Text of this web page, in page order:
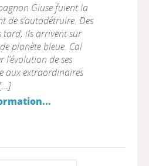
Giuse fuient la
de s’autodétruire. Des
tard, ils arrivent sur
planète bleue. Cal
l’évolution de ses
aux extraordinaires